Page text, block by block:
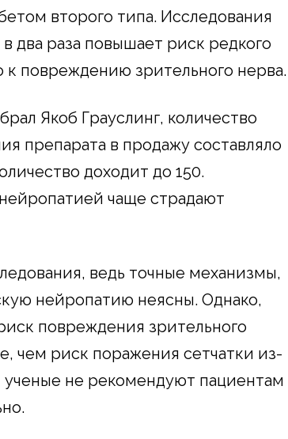
второго типа. Исследования
два раза повышает риск редкого
к повреждению зрительного нерва.
Якоб Грауслинг, количество
препарата в продажу составляло
доходит до 150.
чаще страдают
ведь точные механизмы,
нейропатию неясны. Однако,
повреждения зрительного
чем риск поражения сетчатки из-
не рекомендуют пациентам